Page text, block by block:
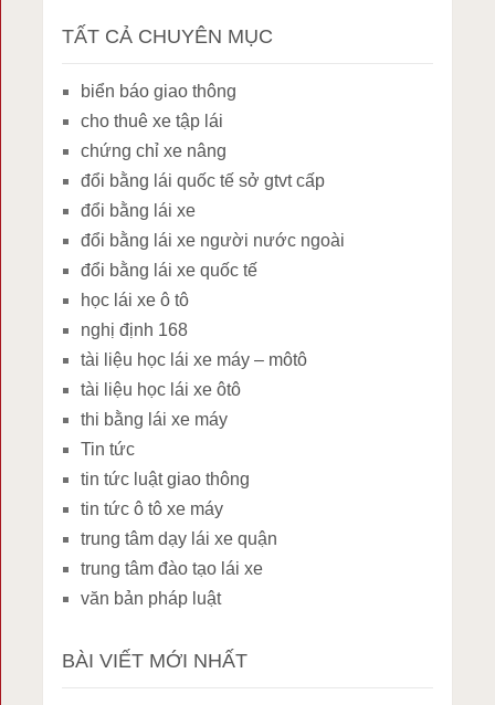
TẤT CẢ CHUYÊN MỤC
biển báo giao thông
cho thuê xe tập lái
chứng chỉ xe nâng
đổi bằng lái quốc tế sở gtvt cấp
đổi bằng lái xe
đổi bằng lái xe người nước ngoài
đổi bằng lái xe quốc tế
học lái xe ô tô
nghị định 168
tài liệu học lái xe máy – môtô
tài liệu học lái xe ôtô
thi bằng lái xe máy
Tin tức
tin tức luật giao thông
tin tức ô tô xe máy
trung tâm dạy lái xe quận
trung tâm đào tạo lái xe
văn bản pháp luật
BÀI VIẾT MỚI NHẤT